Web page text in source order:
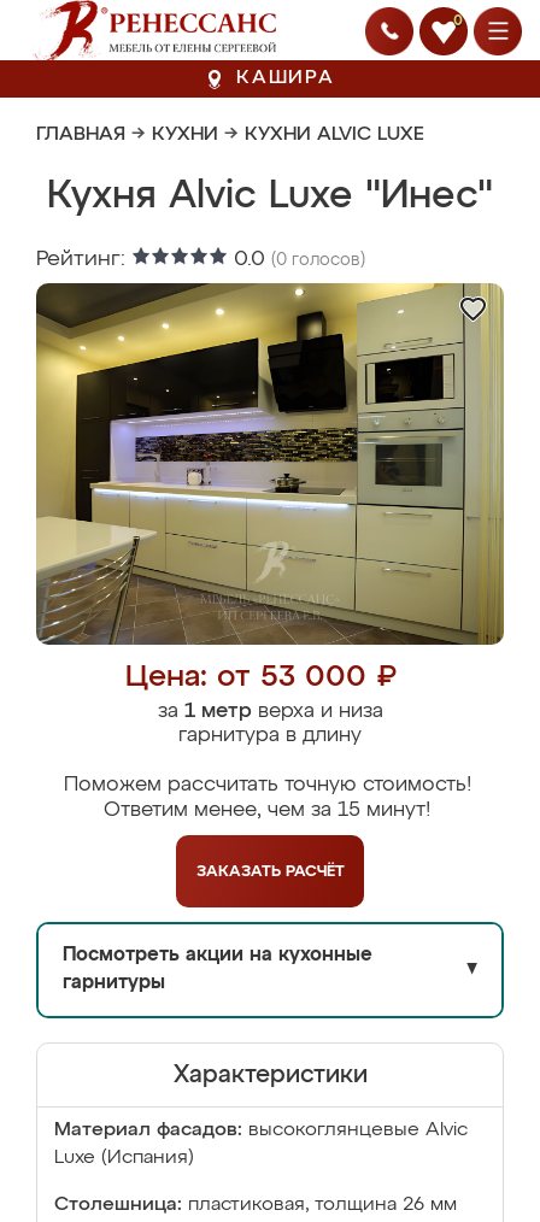
0
КАШИРА
ГЛАВНАЯ → КУХНИ → КУХНИ ALVIC LUXE
Кухня Alvic Luxe "Инес"
Рейтинг: 0.0 (0 голосов)
Цена: от 53 000 ₽
за 1 метрверха и низа
гарнитура в длину
Поможем рассчитать точную стоимость!
Ответим менее, чем за 15 минут!
ЗАКАЗАТЬ РАСЧЁТ
Посмотреть акции на кухонные
гарнитуры
▼
Характеристики
Материал фасадов: высокоглянцевые Аlvic
Luxe (Испания)
Столешница: пластиковая, толщина 26 мм